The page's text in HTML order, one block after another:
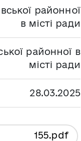
районної
в місті ради
районної в
місті ради
28.03.2025
155.pdf